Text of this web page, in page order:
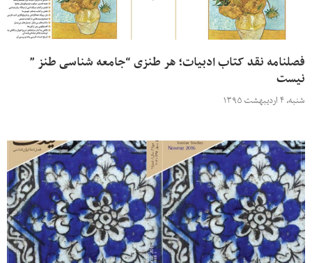
فصلنامه نقد کتاب ادبیات؛ هر طنزی “جامعه شناسی طنز ”
نیست
شنبه، ۴ اردیبهشت ۱۳۹۵